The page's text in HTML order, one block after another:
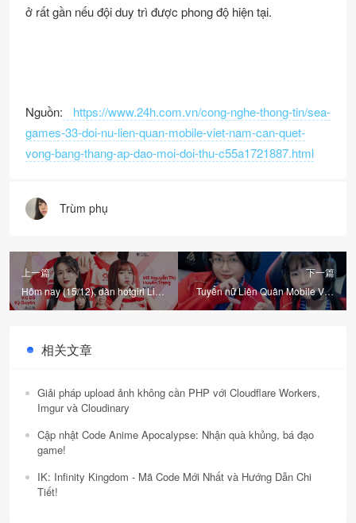
ở rất gần nếu đội duy trì được phong độ hiện tại.
Nguồn: https://www.24h.com.vn/cong-nghe-thong-tin/sea-
games-33-doi-nu-lien-quan-mobile-viet-nam-can-quet-
vong-bang-thang-ap-dao-moi-doi-thu-c55a1721887.html
Trùm phụ
上一篇
Hôm nay (15/12), dàn hotgirl Liên
Quân Mobile Việt Nam đấu Thái
下一篇
Tuyển nữ Liên Quân Mobile Việt
Nam "out trình", bất bại tiến tới
相关文章
Giải pháp upload ảnh không cần PHP với Cloudflare Workers,
Imgur và Cloudinary
Cập nhật Code Anime Apocalypse: Nhận quà khủng, bá đạo
game!
IK: Infinity Kingdom - Mã Code Mới Nhất và Hướng Dẫn Chi
Tiết!